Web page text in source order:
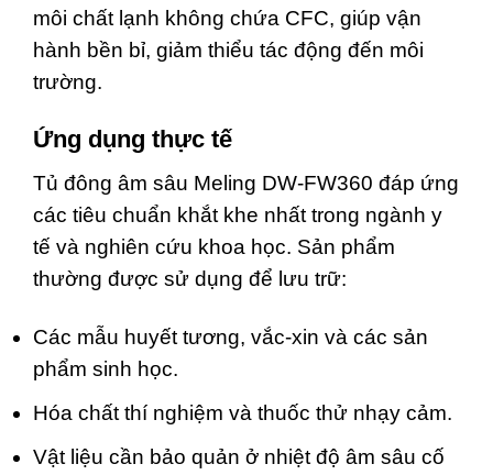
môi chất lạnh không chứa CFC, giúp vận
hành bền bỉ, giảm thiểu tác động đến môi
trường.
Ứng dụng thực tế
Tủ đông âm sâu Meling DW-FW360 đáp ứng
các tiêu chuẩn khắt khe nhất trong ngành y
tế và nghiên cứu khoa học. Sản phẩm
thường được sử dụng để lưu trữ:
Các mẫu huyết tương, vắc-xin và các sản
phẩm sinh học.
Hóa chất thí nghiệm và thuốc thử nhạy cảm.
Vật liệu cần bảo quản ở nhiệt độ âm sâu cố